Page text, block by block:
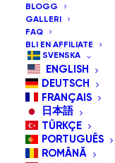
BLOGG
GALLERI
FAQ
BLI EN AFFILIATE
SVENSKA
ENGLISH
DEUTSCH
FRANÇAIS
日本語
TÜRKÇE
PORTUGUÊS
ROMÂNĂ
REA!
Paketerbjudande